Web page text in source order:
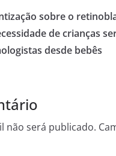
a
g
e
sobre o
de crianças
desde bebês
não será publicado.